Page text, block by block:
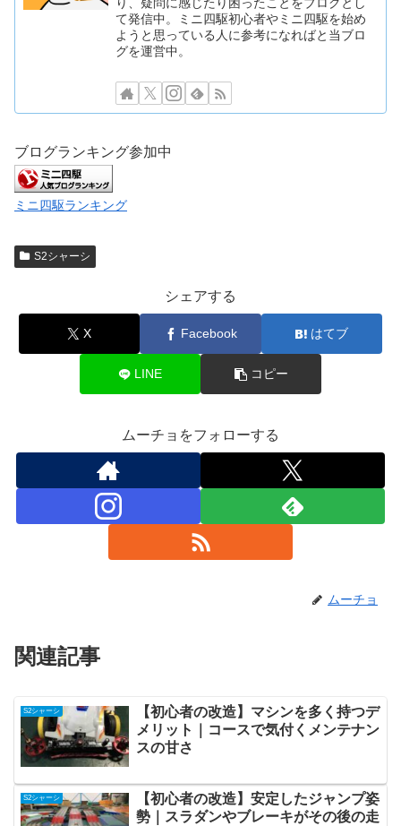
て発信中。ミニ四駆初心者やミニ四駆を始め
ようと思っている人に参考になればと当ブロ
グを運営中。
ブログランキング参加中
ミニ四駆ランキング
S2シャーシ
シェアする
X Facebook はてブ
LINE コピー
ムーチョをフォローする
ムーチョ
関連記事
S2シャーシ
【初心者の改造】マシンを多く持つデ
メリット｜コースで気付くメンテナン
スの甘さ
S2シャーシ
【初心者の改造】安定したジャンプ姿
勢｜スラダンやブレーキがその後の走